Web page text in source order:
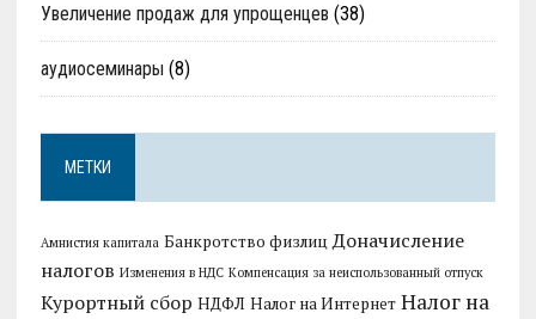
Увеличение продаж для упрощенцев (38)
аудиосеминары (8)
МЕТКИ
Амнистия капитала Банкротство физлиц Доначисление
налогов Изменения в НДС Компенсация за неиспользованный отпуск
Курортный сбор НДФЛ Налог на Интернет Налог на